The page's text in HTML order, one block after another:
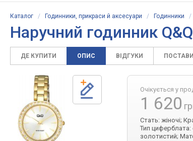
Каталог / Годинники, прикраси й аксесуари / Годинники /
Наручний годинник
ДЕ КУПИТИ ОПИС ВІДГУКИ
Очікується у
1 620
Стать: жіночі;
Тип циферблата:
золотистий;